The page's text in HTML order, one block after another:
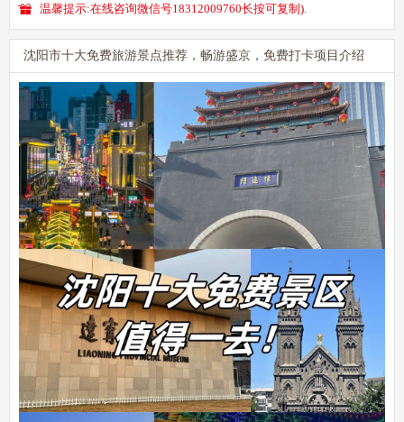
温馨提示:在线咨询微信号18312009760长按可复制).
沈阳市十大免费旅游景点推荐，畅游盛京，免费打卡项目介绍